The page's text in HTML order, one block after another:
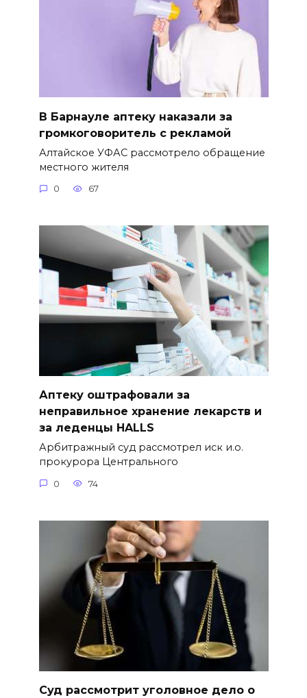
В Барнауле аптеку наказали за
громкоговоритель с рекламой
Алтайское УФАС рассмотрело обращение
местного жителя
0 67
Аптеку оштрафовали за
неправильное хранение лекарств и
за леденцы HALLS
Арбитражный суд рассмотрел иск и.о.
прокурора Центрального
0 74
Суд рассмотрит уголовное дело о